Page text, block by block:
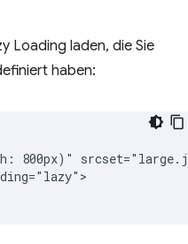
Loading laden, die Sie
haben:
800px)"